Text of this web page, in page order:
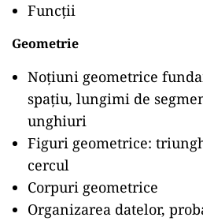
Funcții
Geometrie
Noțiuni geometrice
spațiu, lungimi de
unghiuri
Figuri geometrice:
cercul
Corpuri geometrice
Organizarea datelor,